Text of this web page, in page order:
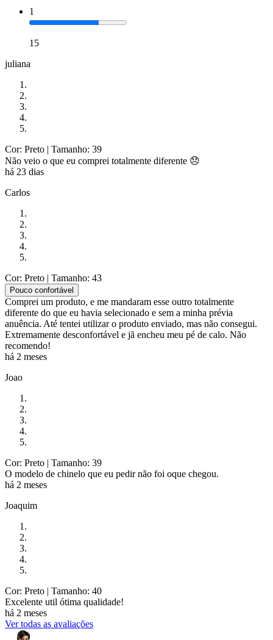
1
15
juliana
Cor: Preto | Tamanho: 39
Não veio o que eu comprei totalmente diferente 😞
há 23 dias
Carlos
Cor: Preto | Tamanho: 43
Pouco confortável
Comprei um produto, e me mandaram esse outro totalmente
diferente do que eu havia selecionado e sem a minha prévia
anuência. Até tentei utilizar o produto enviado, mas não consegui.
Extremamente desconfortável e jã encheu meu pé de calo. Não
recomendo!
há 2 meses
Joao
Cor: Preto | Tamanho: 39
O modelo de chinelo que eu pedir não foi oque chegou.
há 2 meses
Joaquim
Cor: Preto | Tamanho: 40
Excelente util ótima qualidade!
há 2 meses
Ver todas as avaliações